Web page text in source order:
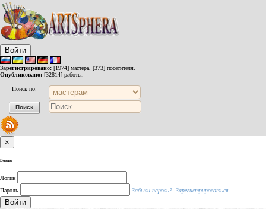
Войти
Зарегистрировано: [1974] мастера, [373] посетителя.
Опубликовано: [32814] работы.
Поиск по:
×
Войти
Логин
Пароль
Забыли пароль? Зарегистрироваться
Войти